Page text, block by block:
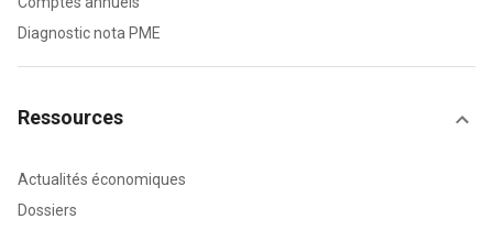
Diagnostic nota PME
Ressources
Actualités économiques
Dossiers